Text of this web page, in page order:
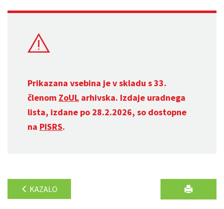
Prikazana vsebina je v skladu s 33.
členom ZoUL arhivska. Izdaje uradnega
lista, izdane po 28.2.2026, so dostopne
na PISRS.
KAZALO